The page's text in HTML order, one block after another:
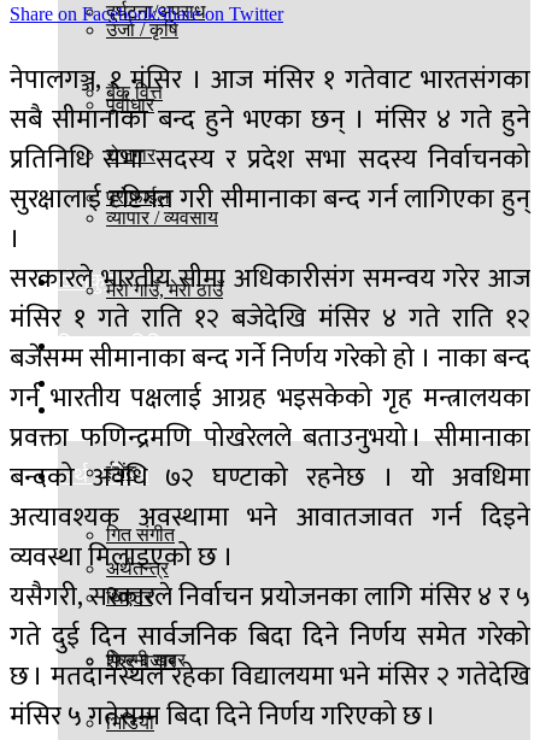
उर्जा / कृषि
बैंक वित्त
रोजगार
व्यापार / व्यवसाय
खेलकुद
विज्ञान प्रविधि
मनोरञ्जन
ईभेंट
गित संगीत
थिएटर
फिल्मी खबर
भिडियो
दुर्घटना/अपराध
पूर्वाधार
प्रोफाईल
मेरो गाउँ, मेरो ठाउँ
अर्थ वाणिज्य
अर्थतन्त्र
शेएर बजार
Share on FacebookShare on Twitter
नेपालगञ्ज, १ मंसिर । आज मंसिर १ गतेवाट भारतसंगका
सबै सीमानाका बन्द हुने भएका छन् । मंसिर ४ गते हुने
प्रतिनिधि सभा सदस्य र प्रदेश सभा सदस्य निर्वाचनको
सुरक्षालाई दृष्टिगत गरी सीमानाका बन्द गर्न लागिएका हुन्
।
सरकारले भारतीय सीमा अधिकारीसंग समन्वय गरेर आज
मंसिर १ गते राति १२ बजेदेखि मंसिर ४ गते राति १२
बजेसम्म सीमानाका बन्द गर्ने निर्णय गरेको हो । नाका बन्द
गर्न भारतीय पक्षलाई आग्रह भइसकेको गृह मन्त्रालयका
प्रवक्ता फणिन्द्रमणि पोखरेलले बताउनुभयो । सीमानाका
बन्दको अवधि ७२ घण्टाको रहनेछ । यो अवधिमा
अत्यावश्यक अवस्थामा भने आवातजावत गर्न दिइने
व्यवस्था मिलाइएको छ ।
यसैगरी, सरकारले निर्वाचन प्रयोजनका लागि मंसिर ४ र ५
गते दुई दिन सार्वजनिक बिदा दिने निर्णय समेत गरेको
छ । मतदानस्थल रहेका विद्यालयमा भने मंसिर २ गतेदेखि
मंसिर ५ गतेसम्म बिदा दिने निर्णय गरिएको छ ।